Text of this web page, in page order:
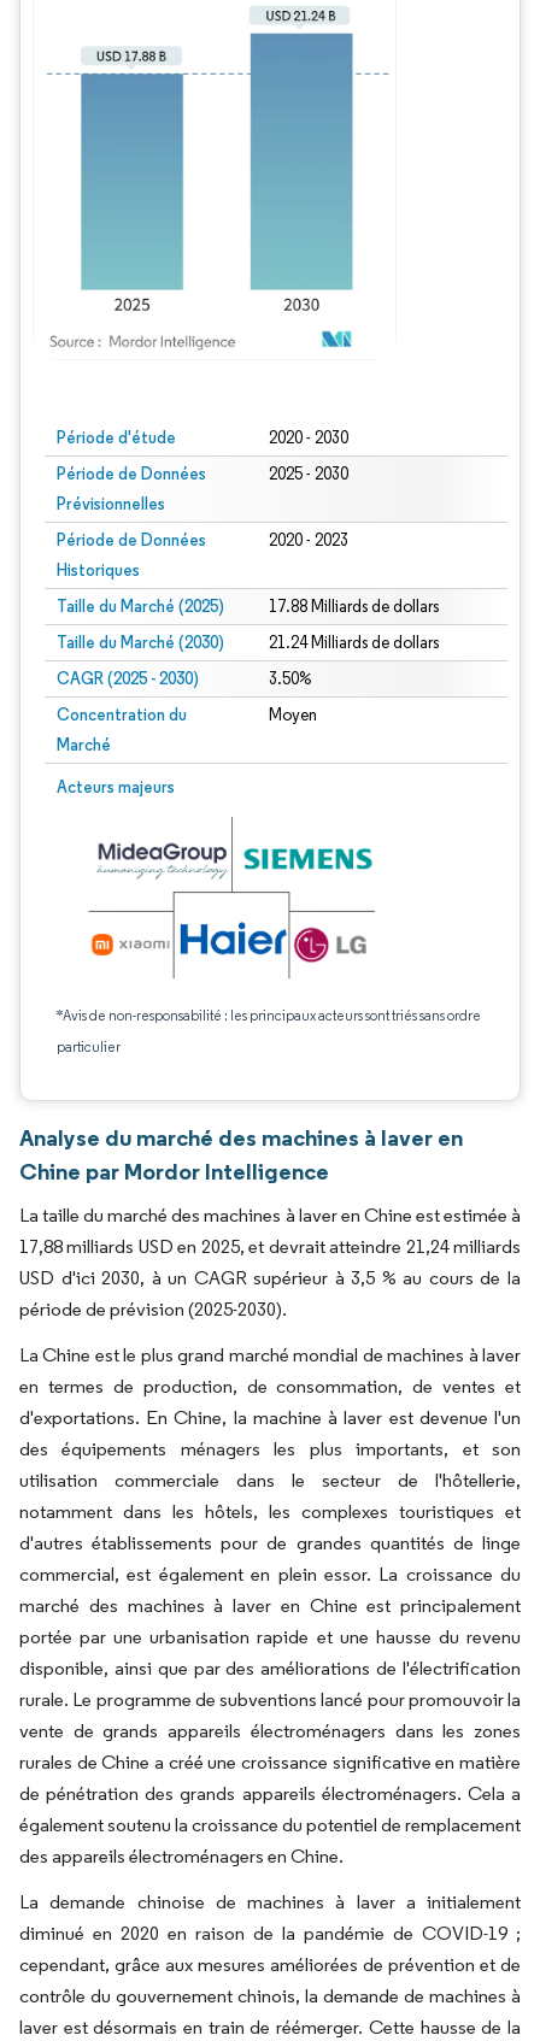
Période d'étude 2020 - 2030
Période de Données
Prévisionnelles
2025 - 2030
Période de Données
Historiques
2020 - 2023
Taille du Marché (2025) 17.88 Milliards de dollars
Taille du Marché (2030) 21.24 Milliards de dollars
CAGR (2025 - 2030) 3.50%
Concentration du
Marché
Moyen
Acteurs majeurs
*Avis de non-responsabilité : les principaux acteurs sont triés sans ordre
particulier
Analyse du marché des machines à laver en
Chine par Mordor Intelligence
La taille du marché des machines à laver en Chine est estimée à
17,88 milliards USD en 2025, et devrait atteindre 21,24 milliards
USD d'ici 2030, à un CAGR supérieur à 3,5 % au cours de la
période de prévision (2025-2030).
La Chine est le plus grand marché mondial de machines à laver
en termes de production, de consommation, de ventes et
d'exportations. En Chine, la machine à laver est devenue l'un
des équipements ménagers les plus importants, et son
utilisation commerciale dans le secteur de l'hôtellerie,
notamment dans les hôtels, les complexes touristiques et
d'autres établissements pour de grandes quantités de linge
commercial, est également en plein essor. La croissance du
marché des machines à laver en Chine est principalement
portée par une urbanisation rapide et une hausse du revenu
disponible, ainsi que par des améliorations de l'électrification
rurale. Le programme de subventions lancé pour promouvoir la
vente de grands appareils électroménagers dans les zones
rurales de Chine a créé une croissance significative en matière
de pénétration des grands appareils électroménagers. Cela a
également soutenu la croissance du potentiel de remplacement
des appareils électroménagers en Chine.
La demande chinoise de machines à laver a initialement
diminué en 2020 en raison de la pandémie de COVID-19 ;
cependant, grâce aux mesures améliorées de prévention et de
contrôle du gouvernement chinois, la demande de machines à
laver est désormais en train de réémerger. Cette hausse de la